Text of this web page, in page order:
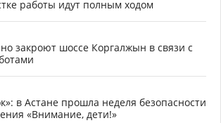
работы идут полным ходом
закроют шоссе Коргалжын в связи с
в Астане прошла неделя безопасности
«Внимание, дети!»